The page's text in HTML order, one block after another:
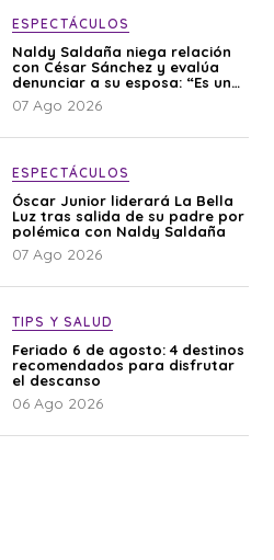
ESPECTÁCULOS
Naldy Saldaña niega relación
con César Sánchez y evalúa
denunciar a su esposa: “Es una
difamación”
07 Ago 2026
ESPECTÁCULOS
Óscar Junior liderará La Bella
Luz tras salida de su padre por
polémica con Naldy Saldaña
07 Ago 2026
TIPS Y SALUD
Feriado 6 de agosto: 4 destinos
recomendados para disfrutar
el descanso
06 Ago 2026